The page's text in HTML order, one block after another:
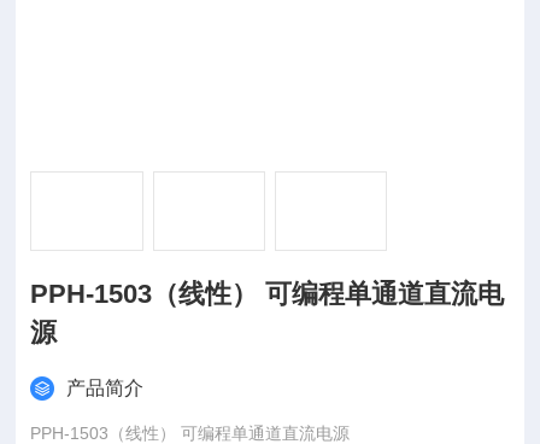
PPH-1503（线性） 可编程单通道直流电
源
产品简介
PPH-1503（线性） 可编程单通道直流电源